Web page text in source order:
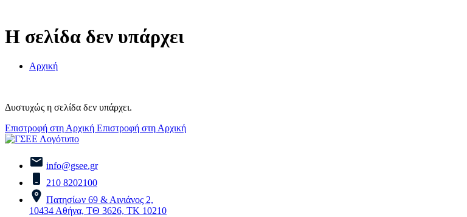
Η σελίδα δεν υπάρχει
Αρχική
Δυστυχώς η σελίδα δεν υπάρχει.
Επιστροφή στη Αρχική Επιστροφή στη Αρχική
info@gsee.gr
210 8202100
Πατησίων 69 & Αινιάνος 2,
10434 Αθήνα, ΤΘ 3626, ΤΚ 10210